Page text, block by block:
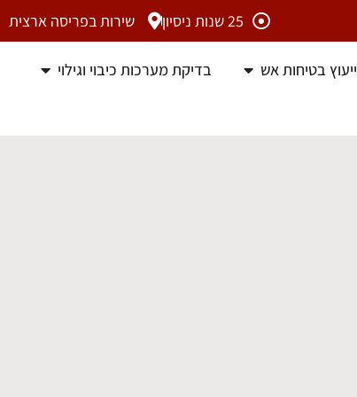
25 שנות ניסיון שירות בפריסה ארצית
ייעוץ בטיחות אש
בדיקת מערכות כיבוי וגילוי